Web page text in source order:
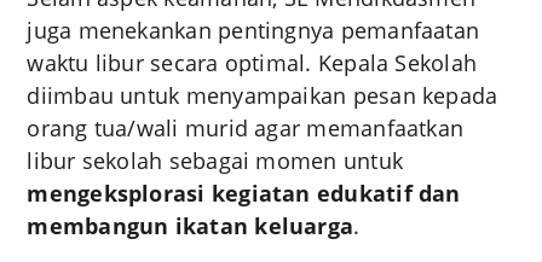
juga menekankan pentingnya pemanfaatan
waktu libur secara optimal. Kepala Sekolah
diimbau untuk menyampaikan pesan kepada
orang tua/wali murid agar memanfaatkan
libur sekolah sebagai momen untuk
mengeksplorasi kegiatan edukatif dan
membangun ikatan keluarga.